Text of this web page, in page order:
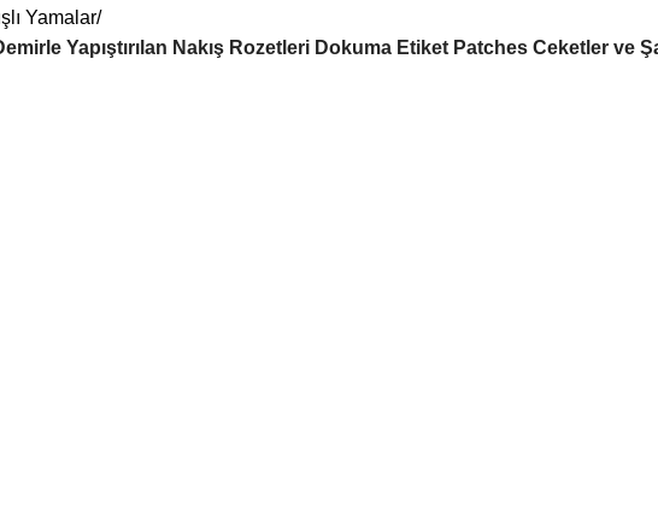
Yamalar
Yapıştırılan Nakış Rozetleri Dokuma Etiket Patches Ceketler ve